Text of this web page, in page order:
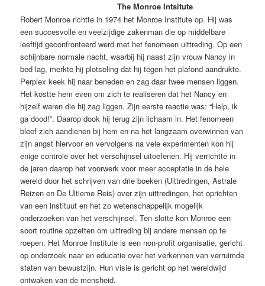
The Monroe Intsitute
Robert Monroe richtte in 1974 het Monroe Institute op. Hij was
een succesvolle en veelzijdige zakenman die op middelbare
leeftijd geconfronteerd werd met het fenomeen uittreding. Op een
schijnbare normale nacht, waarbij hij naast zijn vrouw Nancy in
bed lag, merkte hij plotseling dat hij tegen het plafond aandrukte.
Perplex keek hij naar beneden en zag daar twee mensen liggen.
Het kostte hem even om zich te realiseren dat het Nancy en
hijzelf waren die hij zag liggen. Zijn eerste reactie was: “Help, ik
ga dood!”. Daarop dook hij terug zijn lichaam in. Het fenomeen
bleef zich aandienen bij hem en na het langzaam overwinnen van
zijn angst hiervoor en vervolgens na vele experimenten kon hij
enige controle over het verschijnsel uitoefenen. Hij verrichtte in
de jaren daarop het voorwerk voor meer acceptatie in de hele
wereld door het schrijven van drie boeken (Uittredingen, Astrale
Reizen en De Ultieme Reis) over zijn uittredingen, het oprichten
van een instituut en het zo wetenschappelijk mogelijk
onderzoeken van het verschijnsel. Ten slotte kon Monroe een
soort routine opzetten om uittreding bij andere mensen op te
roepen. Het Monroe Institute is een non-profit organisatie, gericht
op onderzoek naar en educatie over het verkennen van verruimde
staten van bewustzijn. Hun visie is gericht op het wereldwijd
ontwaken van de mensheid.